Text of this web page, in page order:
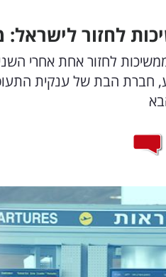
לחזור לישראל: מי
לחזור אחת אחרי
חברת הבת של ענקית